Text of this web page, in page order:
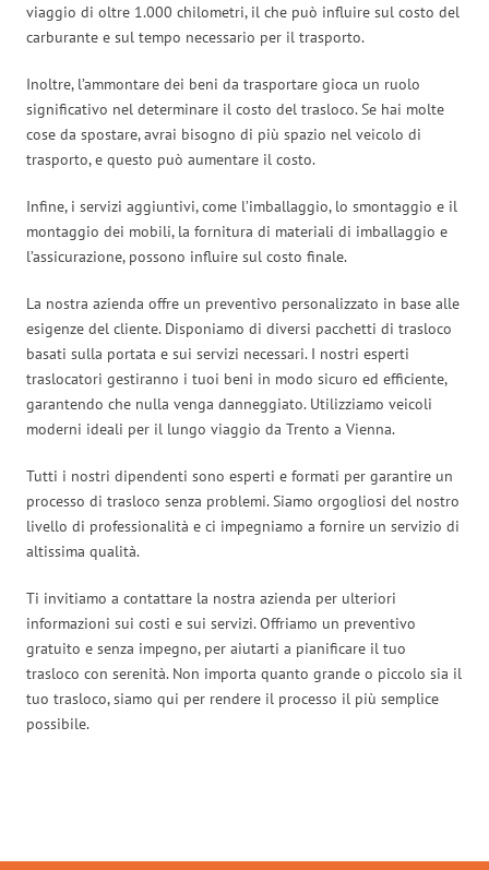
viaggio di oltre 1.000 chilometri, il che può influire sul costo del
carburante e sul tempo necessario per il trasporto.
Inoltre, l’ammontare dei beni da trasportare gioca un ruolo
significativo nel determinare il costo del trasloco. Se hai molte
cose da spostare, avrai bisogno di più spazio nel veicolo di
trasporto, e questo può aumentare il costo.
Infine, i servizi aggiuntivi, come l’imballaggio, lo smontaggio e il
montaggio dei mobili, la fornitura di materiali di imballaggio e
l’assicurazione, possono influire sul costo finale.
La nostra azienda offre un preventivo personalizzato in base alle
esigenze del cliente. Disponiamo di diversi pacchetti di trasloco
basati sulla portata e sui servizi necessari. I nostri esperti
traslocatori gestiranno i tuoi beni in modo sicuro ed efficiente,
garantendo che nulla venga danneggiato. Utilizziamo veicoli
moderni ideali per il lungo viaggio da Trento a Vienna.
Tutti i nostri dipendenti sono esperti e formati per garantire un
processo di trasloco senza problemi. Siamo orgogliosi del nostro
livello di professionalità e ci impegniamo a fornire un servizio di
altissima qualità.
Ti invitiamo a contattare la nostra azienda per ulteriori
informazioni sui costi e sui servizi. Offriamo un preventivo
gratuito e senza impegno, per aiutarti a pianificare il tuo
trasloco con serenità. Non importa quanto grande o piccolo sia il
tuo trasloco, siamo qui per rendere il processo il più semplice
possibile.